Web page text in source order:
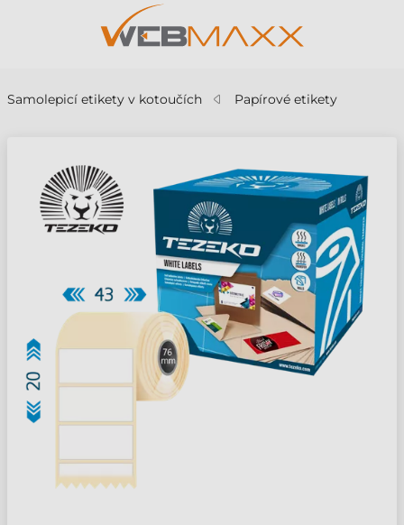
Samolepicí etikety v kotoučích Papírové etikety